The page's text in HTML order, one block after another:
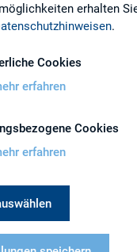
Stellungnahme zum
vom Oktober 2004 zur
abgegeben.
zur EU-
erhalten
.
Cookies
erfahren
Cookies
erfahren